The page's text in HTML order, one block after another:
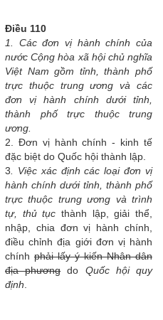
Điều 110
1. Các đơn vị hành chính của
nước Cộng hòa xã hội chủ nghĩa
Việt Nam gồm tỉnh, thành phố
trực thuộc trung ương và các
đơn vị hành chính dưới tỉnh,
thành phố trực thuộc trung
ương.
2. Đơn vị hành chính - kinh tế
đặc biệt do Quốc hội thành lập.
3. Việc xác định các loại đơn vị
hành chính dưới tỉnh, thành phố
trực thuộc trung ương và trình
tự, thủ tục thành lập, giải thể,
nhập, chia đơn vị hành chính,
điều chỉnh địa giới đơn vị hành
chính phải lấy ý kiến Nhân dân
địa phươngdo Quốc hội quy
định.